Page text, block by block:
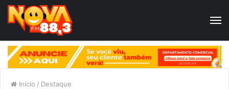
Início / Destaque